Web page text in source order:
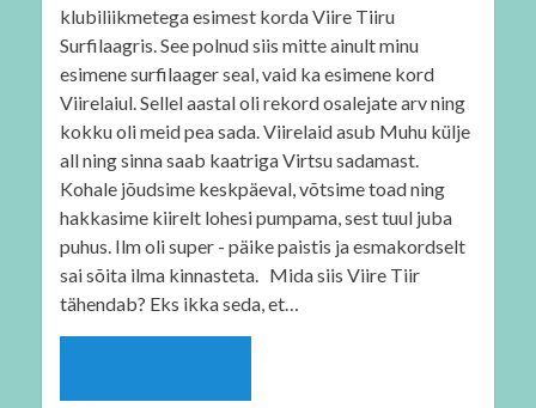
klubiliikmetega esimest korda Viire Tiiru
Surfilaagris. See polnud siis mitte ainult minu
esimene surfilaager seal, vaid ka esimene kord
Viirelaiul. Sellel aastal oli rekord osalejate arv ning
kokku oli meid pea sada. Viirelaid asub Muhu külje
all ning sinna saab kaatriga Virtsu sadamast.
Kohale jõudsime keskpäeval, võtsime toad ning
hakkasime kiirelt lohesi pumpama, sest tuul juba
puhus. Ilm oli super - päike paistis ja esmakordselt
sai sõita ilma kinnasteta. Mida siis Viire Tiir
tähendab? Eks ikka seda, et…